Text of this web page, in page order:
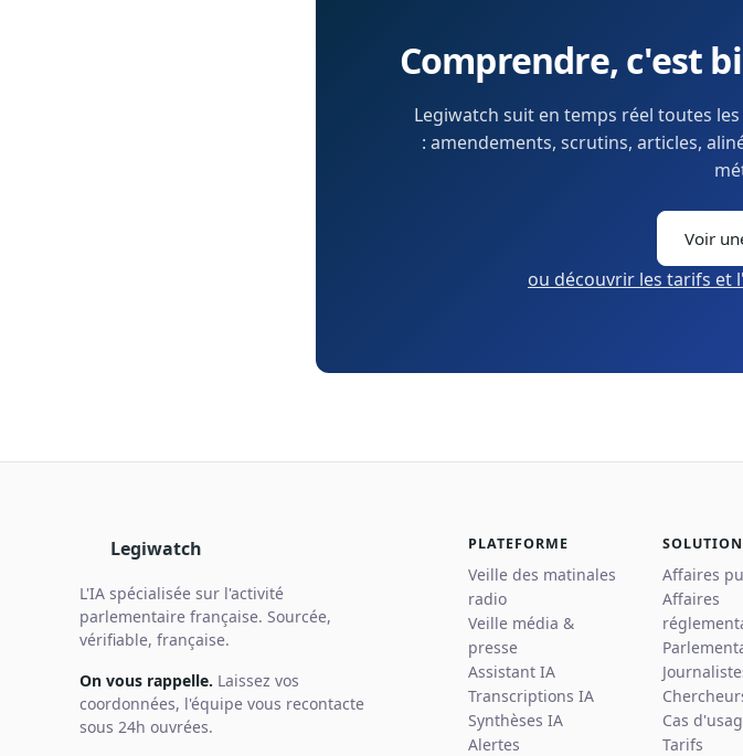
Comprendre, c'est
Legiwatch suit en temps réel toutes
: amendements, scrutins, articles,
Voir
ou découvrir les tarifs et
Legiwatch
L'IA spécialisée sur l'activité
parlementaire française. Sourcée,
vérifiable, française.
On vous rappelle. Laissez vos
coordonnées, l'équipe vous recontacte
sous 24h ouvrées.
PLATEFORME
Veille des matinales
radio
Veille média &
presse
Assistant IA
Transcriptions IA
Synthèses IA
Alertes
Affaires
Affaires
Cas
Tarifs